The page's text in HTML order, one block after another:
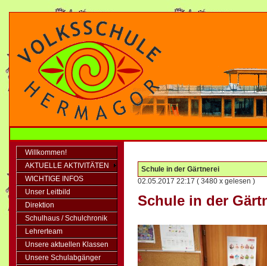
Willkommen!
AKTUELLE AKTIVITÄTEN
WICHTIGE INFOS
Unser Leitbild
Direktion
Schulhaus / Schulchronik
Lehrerteam
Unsere aktuellen Klassen
Unsere Schulabgänger
Schule in der Gärtnerei
02.05.2017 22:17 ( 3480 x gelesen )
Schule in der